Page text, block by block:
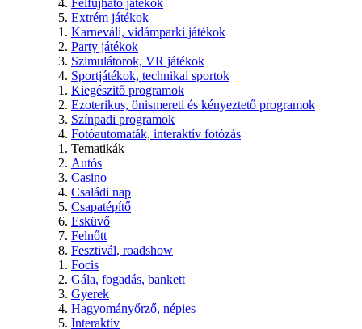
Felfújható játékok
Extrém játékok
Karneváli, vidámparki játékok
Party játékok
Szimulátorok, VR játékok
Sportjátékok, technikai sportok
Kiegészitő programok
Ezoterikus, önismereti és kényeztető programok
Színpadi programok
Fotóautomaták, interaktív fotózás
Tematikák
Autós
Casino
Családi nap
Csapatépítő
Esküvő
Felnőtt
Fesztivál, roadshow
Focis
Gála, fogadás, bankett
Gyerek
Hagyományőrző, népies
Interaktív